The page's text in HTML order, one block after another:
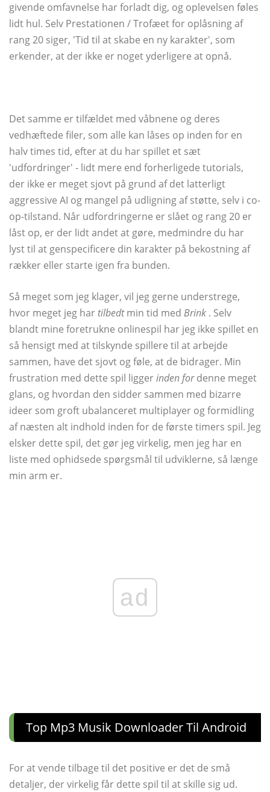
givende omfavnelse har forladt dig, og oplevelsen føles
lidt hul. Selv Prestationen / Trofæet for oplåsning af
rang 20 siger, 'Tid til at skabe en ny karakter', som
erkender, at der ikke er noget yderligere at opnå.
Det samme er tilfældet med våbnene og deres
vedhæftede filer, som alle kan låses op inden for en
halv times tid, efter at du har spillet et sæt
'udfordringer' - lidt mere end forherligede tutorials,
der ikke er meget sjovt på grund af det latterligt
aggressive AI og mangel på udligning af støtte, selv i co-
op-tilstand. Når udfordringerne er slået og rang 20 er
låst op, er der lidt andet at gøre, medmindre du har
lyst til at genspecificere din karakter på bekostning af
rækker eller starte igen fra bunden.
Så meget som jeg klager, vil jeg gerne understrege,
hvor meget jeg har tilbedtmin tid med Brink . Selv
blandt mine foretrukne onlinespil har jeg ikke spillet en
så hensigt med at tilskynde spillere til at arbejde
sammen, have det sjovt og føle, at de bidrager. Min
frustration med dette spil liggerinden fordenne meget
glans, og hvordan den sidder sammen med bizarre
ideer som groft ubalanceret multiplayer og formidling
af næsten alt indhold inden for de første timers spil. Jeg
elsker dette spil, det gør jeg virkelig, men jeg har en
liste med ophidsede spørgsmål til udviklerne, så længe
min arm er.
ad
Top Mp3 Musik Downloader Til Android
For at vende tilbage til det positive er det de små
detaljer, der virkelig får dette spil til at skille sig ud.